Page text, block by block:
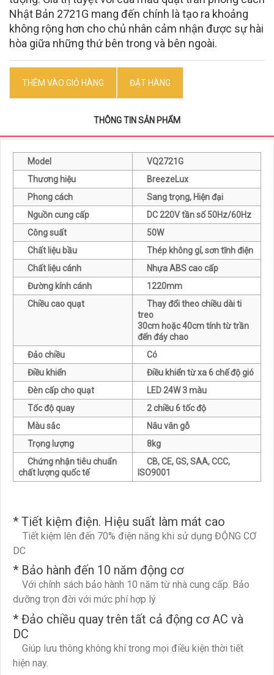
Nhật Bản 2721G mang đến chính là tạo ra khoảng
không rộng hơn cho chủ nhân cảm nhận được sự hài
hòa giữa những thứ bên trong và bên ngoài.
THÊM VÀO GIỎ HÀNG ĐẶT HÀNG
THÔNG TIN SẢN PHẨM
Model
VQ2721G
Thương hiệu
BreezeLux
Phong cách
Sang trọng, Hiện đại
Nguồn cung cấp
DC 220V tần số 50Hz/60Hz
Công suất
50W
Chất liệu bầu
Thép không gỉ, sơn tĩnh điện
Chất liệu cánh
Nhựa ABS cao cấp
Đường kính cánh
1220mm
Chiều cao quạt
Thay đổi theo chiều dài ti
treo
30cm hoặc 40cm tính từ trần
đến đáy chao
Đảo chiều
Có
Điều khiển
Điều khiển từ xa 6 chế độ gió
Đèn cấp cho quạt
LED 24W 3 màu
Tốc độ quay
2 chiều 6 tốc độ
Màu sắc
Nâu vân gỗ
Trọng lượng
8kg
Chứng nhận tiêu chuẩn
chất lượng quốc tế
CB, CE, GS, SAA, CCC,
ISO9001
* Tiết kiệm điện. Hiệu suất làm mát cao
Tiết kiệm lên đến 70% điện năng khi sử dụng ĐỘNG CƠ
DC
* Bảo hành đến 10 năm động cơ
Với chính sách bảo hành 10 năm từ nhà cung cấp. Bảo
dưỡng trọn đời với mức phí hợp lý
* Đảo chiều quay trên tất cả động cơ AC và
DC
Giúp lưu thông không khí trong mọi điều kiện thời tiết
hiện nay.